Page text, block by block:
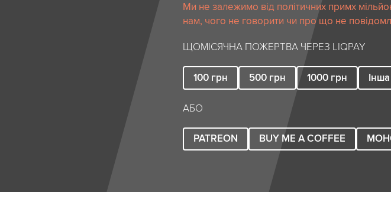
Ми не залежимо від політичних примх
нам, чого не говорити чи про що не
ЩОМІСЯЧНА ПОЖЕРТВА ЧЕРЕЗ LIQPAY
100 грн 500 грн 1000 грн
АБО
PATREON BUY ME A COFFEE